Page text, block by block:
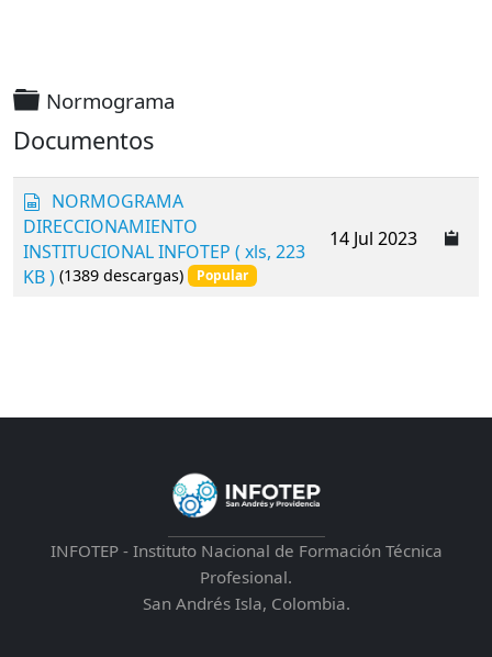
Carpeta
Normograma
Documentos
p
r
e
a
t
NORMOGRAMA
DIRECCIONAMIENTO
INSTITUCIONAL INFOTEP ( xls, 223
KB ) (1389 descargas) Popular
14 Jul 2023
INFOTEP - Instituto Nacional de Formación Técnica
Profesional.
San Andrés Isla, Colombia.